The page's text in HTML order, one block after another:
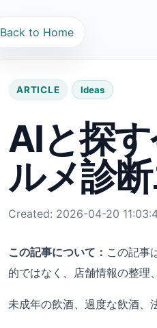
Back to Home
ARTICLE Ideas
AIと探
ルメ診
Created: 2026-04-20
この記事について： この記事
的ではなく、店舗情報の整理
未成年の飲酒、過度な飲酒、